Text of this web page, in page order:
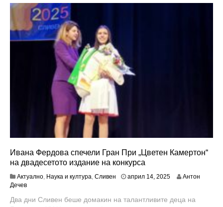
Ивана Фердова спечели Гран При „Цветен Камертон“
на двадесетото издание на конкурса
Актуално, Наука и култура, Сливен април 14, 2025
Антон
Дечев
Два дни Сливен беше домакин на талантливите деца на